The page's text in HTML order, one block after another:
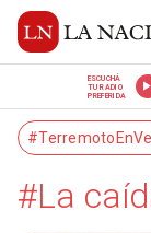
ESCUCHÁ
TU RADIO
PREFERIDA
#La